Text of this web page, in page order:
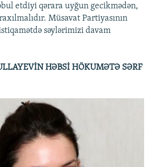
etdiyi qərara uyğun gecikmədən,
Müsavat Partiyasının
səylərimizi davam
HƏBSİ HÖKUMƏTƏ SƏRF